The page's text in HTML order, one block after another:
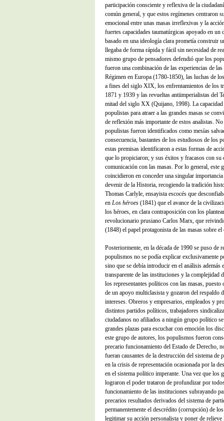
participación consciente y reflexiva de la
común general, y que estos regímenes centraron
emocional entre unas masas irreflexivas y la
fuertes capacidades taumatúrgicas apoyado en
basado en una ideología clara prometía construir
llegaba de forma rápida y fácil sin necesidad de
mismo grupo de pensadores defendió que los
fueron una combinación de las experiencias de
Régimen en Europa (1780-1850), las luchas de
a fines del siglo XIX, los enfrentamientos de los
1871 y 1939 y las revueltas antiimperialistas del
mitad del siglo XX (Quijano, 1998). La capacidad
populistas para atraer a las grandes masas se
de reflexión más importante de estos analistas.
populistas fueron identificados como mesías
consecuencia, bastantes de los estudiosos de los
estas premisas identificaron a estas formas de
que lo propiciaron; y sus éxitos y fracasos con su
comunicación con las masas. Por lo general, este
coincidieron en conceder una singular
devenir de la Historia, recogiendo la tradición
Thomas Carlyle, ensayista escocés que
en Los héroes (1841) que el avance de la
los héroes, en clara contraposición con los
revolucionario prusiano Carlos Marx, que
(1848) el papel protagonista de las masas sobre
Posteriormente, en la década de 1990 se puso de
populismos no se podía explicar exclusivamente
sino que se debía introducir en el análisis además
transparente de las instituciones y la complejidad
los representantes políticos con las masas,
de un apoyo multiclasista y gozaron del respaldo
intereses. Obreros y empresarios, empleados y
distintos partidos políticos, trabajadores
ciudadanos no afiliados a ningún grupo político
grandes plazas para escuchar con emoción los
este grupo de autores, los populismos fueron
precario funcionamiento del Estado de Derecho,
fueran causantes de la destrucción del sistema de
en la crisis de representación ocasionada por la
en el sistema político imperante. Una vez que los
lograron el poder trataron de profundizar por
funcionamiento de las instituciones subrayando
precarios resultados derivados del sistema de
permanentemente el descrédito (corrupción) de
legitimar su acción personalista y poner de